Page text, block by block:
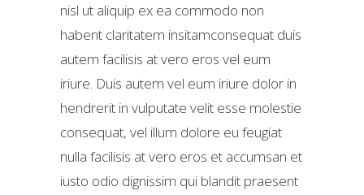
nisl ut aliquip ex ea commodo non
habent claritatem insitamconsequat duis
autem facilisis at vero eros vel eum
iriure. Duis autem vel eum iriure dolor in
hendrerit in vulputate velit esse molestie
consequat, vel illum dolore eu feugiat
nulla facilisis at vero eros et accumsan et
iusto odio dignissim qui blandit praesent